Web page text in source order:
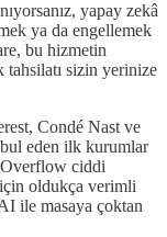
yapay zekâ
ya da engellemek
bu hizmetin
sizin yerinize
Condé Nast ve
eden ilk kurumlar
Overflow ciddi
oldukça verimli
ile masaya çoktan